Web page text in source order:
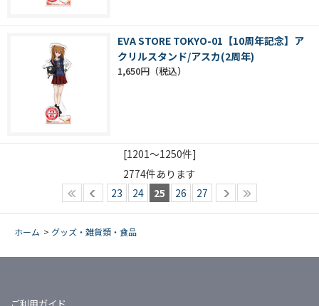
EVA STORE TOKYO-01【10周年記念】ア
クリルスタンド/アスカ(2周年)
1,650円
[1201～1250件]
2774件あります
23
24 25 26 27
ホーム > グッズ・雑貨類・食品